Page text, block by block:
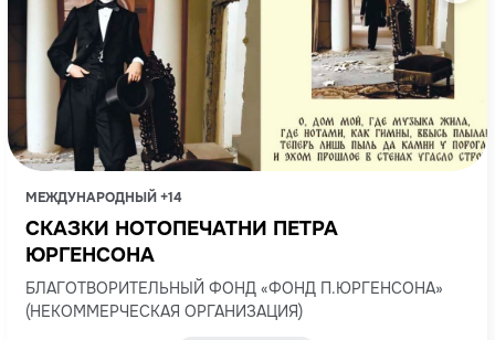
МЕЖДУНАРОДНЫЙ +14
СКАЗКИ НОТОПЕЧАТНИ ПЕТРА
ЮРГЕНСОНА
БЛАГОТВОРИТЕЛЬНЫЙ ФОНД «ФОНД П.ЮРГЕНСОНА»
(НЕКОММЕРЧЕСКАЯ ОРГАНИЗАЦИЯ)